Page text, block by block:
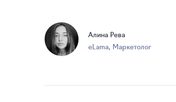
Алина Рева
eLama, Маркетолог